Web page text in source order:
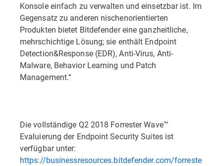
Konsole einfach zu verwalten und einsetzbar ist. Im
Gegensatz zu anderen nischenorientierten
Produkten bietet Bitdefender eine ganzheitliche,
mehrschichtige Lösung; sie enthält Endpoint
Detection&Response (EDR), Anti-Virus, Anti-
Malware, Behavior Learning und Patch
Management.“
Die vollständige Q2 2018 Forrester Wave™
Evaluierung der Endpoint Security Suites ist
verfügbar unter:
https://businessresources.bitdefender.com/forrester-